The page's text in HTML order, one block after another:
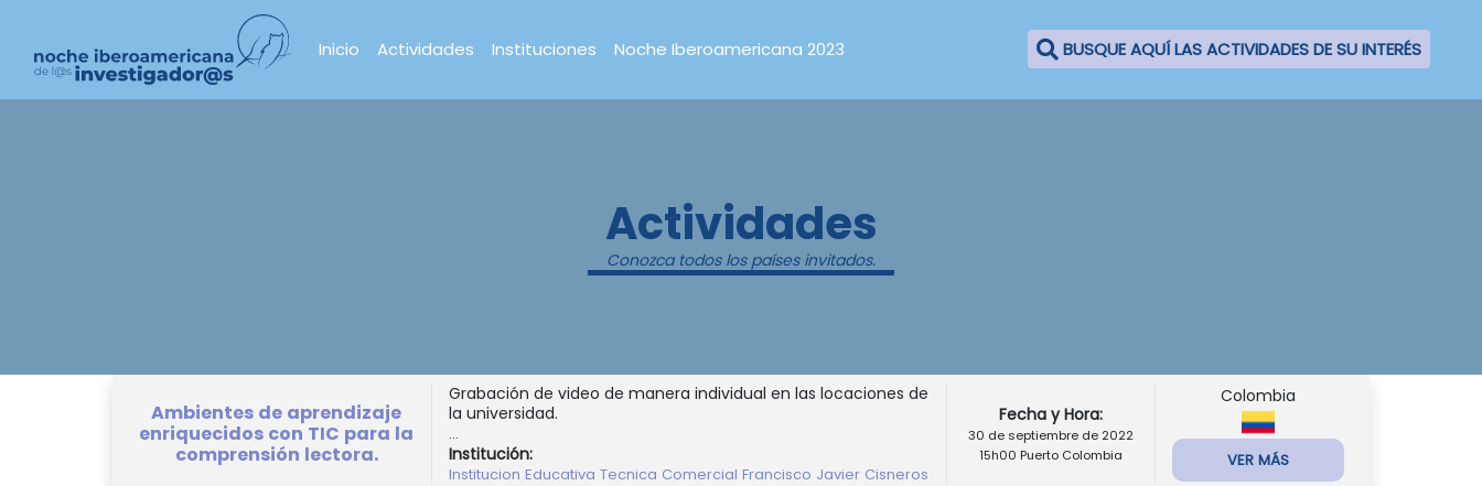
Inicio Actividades Instituciones Noche Iberoamericana 2023 BUSQUE AQUÍ LAS ACTIVIDADES DE SU INTERÉS
Actividades
Conozca todos los países invitados.
Ambientes de aprendizaje
enriquecidos con TIC para la
comprensión lectora.
Grabación de video de manera individual en las locaciones de
la universidad.
...
Institución:
Institucion Educativa Tecnica Comercial Francisco Javier Cisneros
Fecha y Hora:
30 de septiembre de 2022
15h00 Puerto Colombia
Colombia
VER MÁS